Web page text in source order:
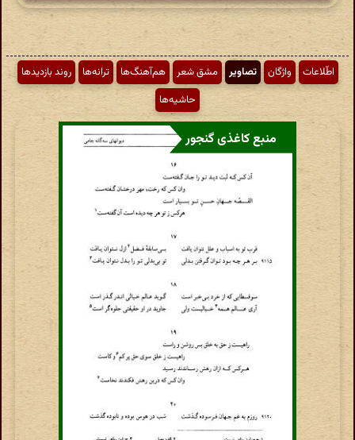
اطّلاعات واژگان تصاویر مشق شعر هم‌آهنگ‌ها ترانه‌ها
روند بازدیدها
حاشیه‌ها
منبع کاغذی گنجور